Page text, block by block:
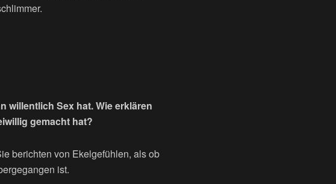
willentlich Sex hat. Wie erklären
gemacht hat?
berichten von Ekelgefühlen, als ob
ist.